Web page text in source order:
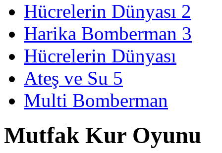
Hücrelerin Dünyası 2
Harika Bomberman 3
Hücrelerin Dünyası
Ateş ve Su 5
Multi Bomberman
Mutfak Kur Oyunu